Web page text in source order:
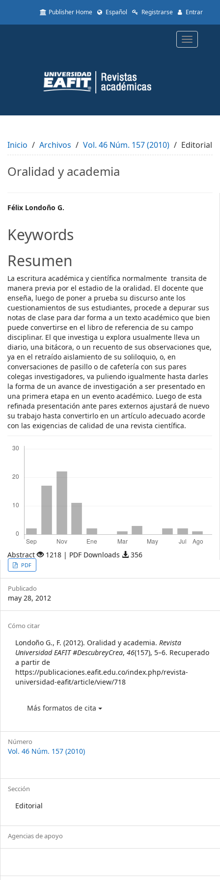
to
Content
Sidebar
Publisher Home Español Registrarse Entrar
Toggle
Inicio Archivos Vol. 46 Núm. 157 (2010) Editorial
Oralidad y academia
Main
Article
Content
Félix Londoño G.
Keywords
Resumen
La escritura académica y científica normalmente transita de
manera previa por el estadio de la oralidad. El docente que
enseña, luego de poner a prueba su discurso ante los
cuestionamientos de sus estudiantes, procede a depurar sus
notas de clase para dar forma a un texto académico que bien
puede convertirse en el libro de referencia de su campo
disciplinar. El que investiga u explora usualmente lleva un
diario, una bitácora, o un recuento de sus observaciones que,
ya en el retraído aislamiento de su soliloquio, o, en
conversaciones de pasillo o de cafetería con sus pares
colegas investigadores, va puliendo igualmente hasta darles
la forma de un avance de investigación a ser presentado en
una primera etapa en un evento académico. Luego de esta
refinada presentación ante pares externos ajustará de nuevo
su trabajo hasta convertirlo en un artículo adecuado acorde
con las exigencias de calidad de una revista científica.
Abstract 1218 | PDF Downloads 356
Article
Sidebar
PDF
Publicado
may 28, 2012
Article
Details
Cómo citar
Londoño G., F. (2012). Oralidad y academia. Revista
Universidad EAFIT #DescubreyCrea, 46(157), 5–6. Recuperado
a partir de
https://publicaciones.eafit.edu.co/index.php/revista-
universidad-eafit/article/view/718
Más formatos de cita
Número
Vol. 46 Núm. 157 (2010)
Sección
Editorial
Agencias de apoyo